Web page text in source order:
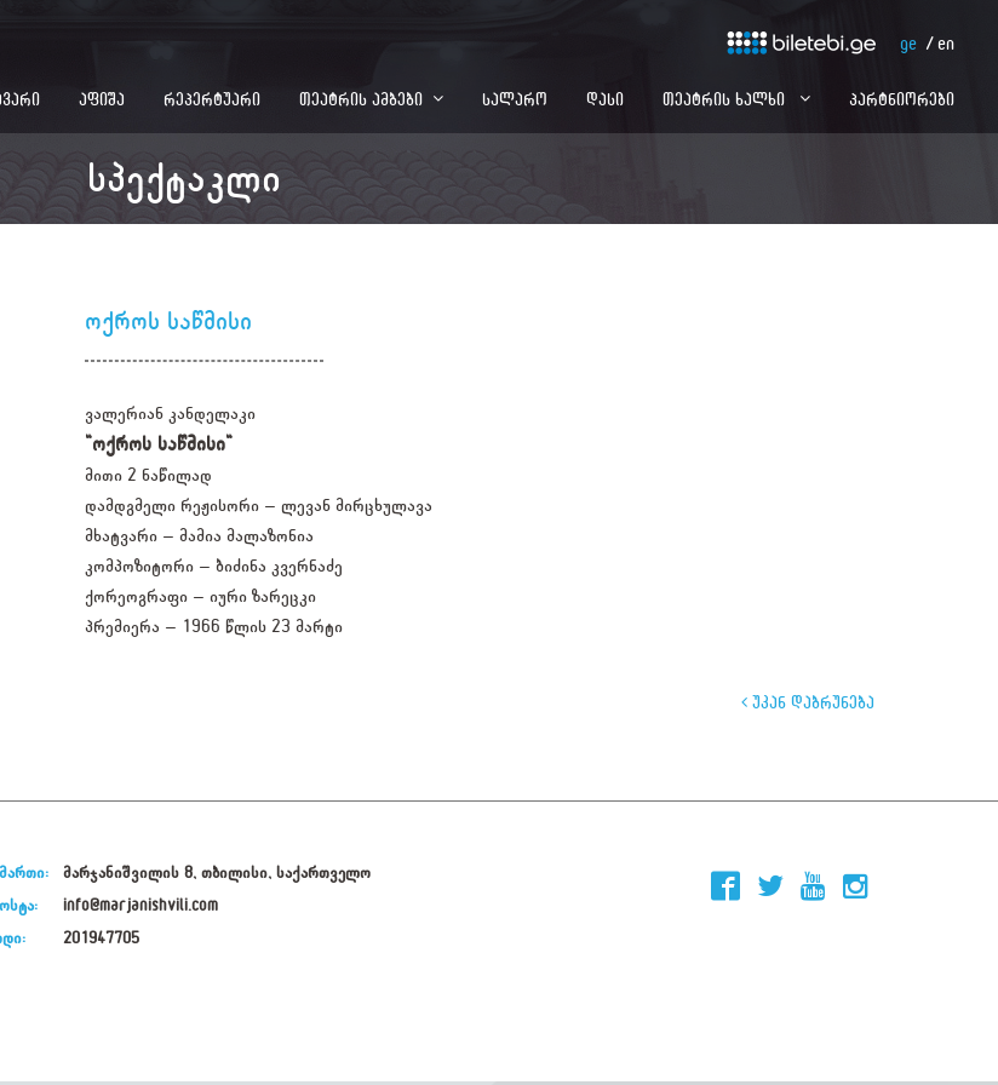
ge en
აფიშა რეპერტუარი თეატრის ამბები სალარო დასი თეატრის ხალხი პარტნიორები
სპექტაკლი
ოქროს საწმისი
ვალერიან კანდელაკი
"ოქროს საწმისი"
მითი 2 ნაწილად
დამდგმელი რეჟისორი – ლევან მირცხულავა
მხატვარი – მამია მალაზონია
კომპოზიტორი – ბიძინა კვერნაძე
ქორეოგრაფი – იური ზარეცკი
პრემიერა – 1966 წლის 23 მარტი
უკან დაბრუნება
მარჯანიშვილის 8, თბილისი, საქართველო
info@marjanishvili.com
201947705